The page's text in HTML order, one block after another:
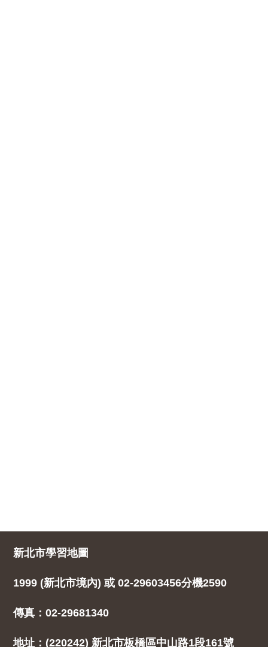
新北市學習地圖
1999 (新北市境內) 或 02-29603456分機2590
傳真：02-29681340
地址：(220242) 新北市板橋區中山路1段161號